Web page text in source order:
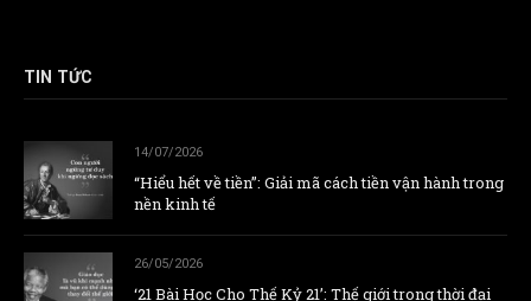
TIN TỨC
14/07/2026
“Hiểu hết về tiền”: Giải mã cách tiền vận hành trong
nền kinh tế
26/05/2026
‘21 Bài Học Cho Thế Kỷ 21’: Thế giới trong thời đại